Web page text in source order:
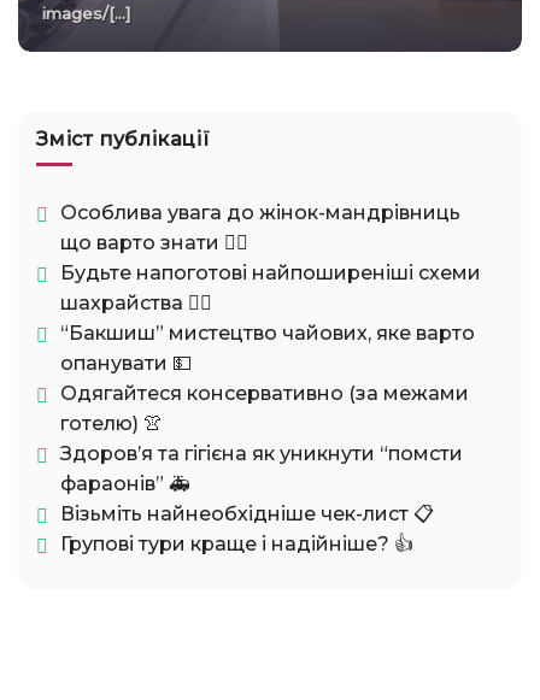
images/[...]
Зміст публікації
Особлива увага до жінок-мандрівниць
що варто знати 🚶‍♀️
Будьте напоготові найпоширеніші схеми
шахрайства 🕵️‍♂️
“Бакшиш” мистецтво чайових, яке варто
опанувати 💵
Одягайтеся консервативно (за межами
готелю) 👚
Здоров’я та гігієна як уникнути “помсти
фараонів” 🚑
Візьміть найнеобхідніше чек-лист 📋
Групові тури краще і надійніше? 👍